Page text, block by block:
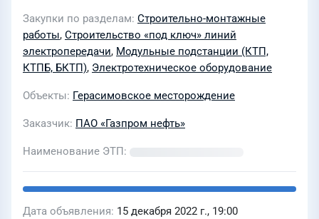
объектам АО "Томскнефть" ВНК
Закупки по разделам Строительно-монтажные
работы, Строительство «под ключ» линий
электропередачи, Модульные подстанции (КТП,
КТПБ, БКТП), Электротехническое оборудование
Объекты Герасимовское месторождение
Заказчик ПАО «Газпром нефть»
Наименование ЭТП
Дата объявления 15 декабря 2022 г., 19:00